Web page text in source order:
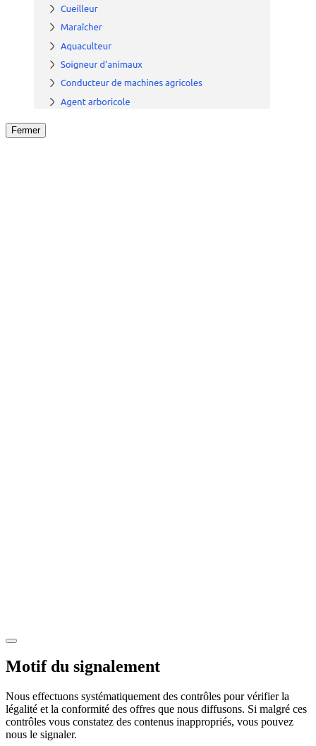
Fermer
Motif du signalement
Nous effectuons systématiquement des contrôles pour vérifier la
légalité et la conformité des offres que nous diffusons. Si malgré ces
contrôles vous constatez des contenus inappropriés, vous pouvez
nous le signaler.